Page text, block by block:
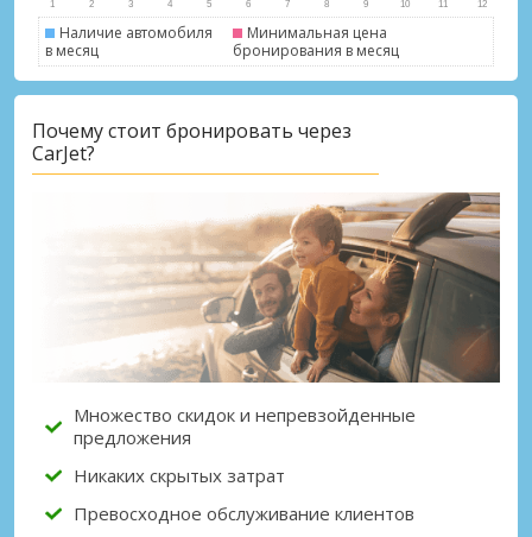
Наличие автомобиля
в месяц
Минимальная цена
бронирования в месяц
Почему стоит бронировать через
CarJet?
Множество скидок и непревзойденные
предложения
Никаких скрытых затрат
Превосходное обслуживание клиентов